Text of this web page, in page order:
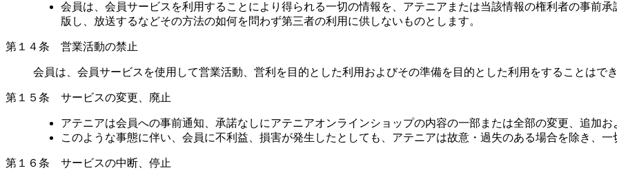
会員は、会員サービスを利用することにより得られる一切の情報を、アテニアまたは当該情報の権利者の事前
版し、放送するなどその方法の如何を問わず第三者の利用に供しないものとします。
第１４条 営業活動の禁止
会員は、会員サービスを使用して営業活動、営利を目的とした利用およびその準備を目的とした利用をすることはでき
第１５条 サービスの変更、廃止
アテニアは会員への事前通知、承諾なしにアテニアオンラインショップの内容の一部または全部の変更、追加お
このような事態に伴い、会員に不利益、損害が発生したとしても、アテニアは故意・過失のある場合を除き、一
第１６条 サービスの中断、停止